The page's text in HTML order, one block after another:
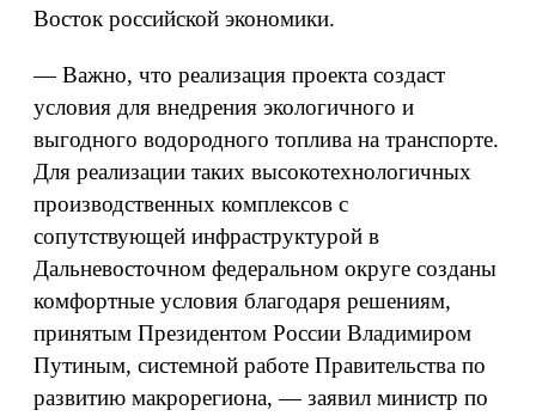
Восток российской экономики.
— Важно, что реализация проекта создаст
условия для внедрения экологичного и
выгодного водородного топлива на транспорте.
Для реализации таких высокотехнологичных
производственных комплексов с
сопутствующей инфраструктурой в
Дальневосточном федеральном округе созданы
комфортные условия благодаря решениям,
принятым Президентом России Владимиром
Путиным, системной работе Правительства по
развитию макрорегиона, — заявил министр по